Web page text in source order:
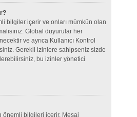
bilgiler içerir ve onları mümkün olan
Global duyurular her
ve ayrıca Kullanıcı Kontrol
Gerekli izinlere sahipseniz sizde
bu izinler yönetici
önemli bilgileri içerir. Mesaj